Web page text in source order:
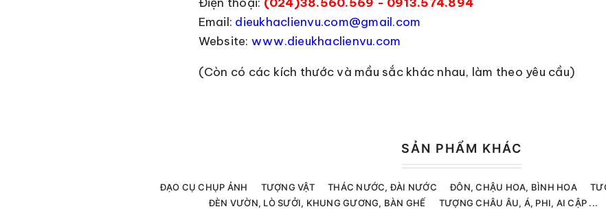
Email: dieukhaclienvu.com@gmail.com
Website: www.dieukhaclienvu.com
(Còn có các kích thước và mầu sắc khác nhau, làm theo yêu cầu)
SẢN PHẨM KHÁC
ĐẠO CỤ CHỤP ẢNH TƯỢNG VẬT THÁC NƯỚC, ĐÀI NƯỚC ĐÔN, CHẬU HOA, BÌNH HOA
ĐÈN VƯỜN, LÒ SƯỞI, KHUNG GƯƠNG, BÀN GHẾ
TƯỢNG CHÂU ÂU, Á, PHI, AI CẬP ...